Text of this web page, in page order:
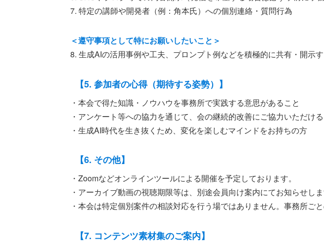
7. 特定の講師や開発者（例：角本氏）への個別連絡・質問行為
＜遵守事項として特にお願いしたいこと＞
8. 生成AIの活用事例や工夫、プロンプト例などを積極的に共有・開示
【5. 参加者の心得（期待する姿勢）】
・本会で得た知識・ノウハウを事務所で実践する意思があること
・アンケート等への協力を通じて、会の継続的改善にご協力いただけ
・生成AI時代を生き抜くため、変化を楽しむマインドをお持ちの方
【6. その他】
・Zoomなどオンラインツールによる開催を予定しております。
・アーカイブ動画の視聴期限等は、別途会員向け案内にてお知らせしま
・本会は特定個別案件の相談対応を行う場ではありません。事務所ご
【7. コンテンツ素材集のご案内】